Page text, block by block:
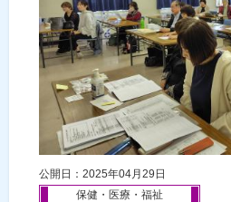
公開日：2025年04月29日
保健・医療・福祉